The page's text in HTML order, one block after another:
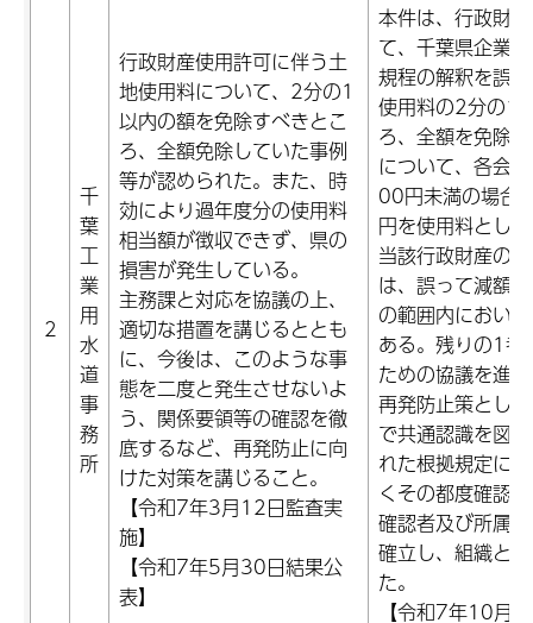
2
千
葉
工
業
用
水
道
事
務
所
行政財産使用許可に伴う土
地使用料について、2分の1
以内の額を免除すべきとこ
ろ、全額免除していた事例
等が認められた。また、時
効により過年度分の使用料
相当額が徴収できず、県の
損害が発生している。
主務課と対応を協議の上、
適切な措置を講じるととも
に、今後は、このような事
態を二度と発生させないよ
う、関係要領等の確認を徹
底するなど、再発防止に向
けた対策を講じること。
【令和7年3月12日監査実
施】
【令和7年5月30日結果公
表】
本件は、行政財
て、千葉県企業
規程の解釈を誤
使用料の2分の1
ろ、全額を免除
について、各会
00円未満の場合
円を使用料とし
当該行政財産の
は、誤って減額
の範囲内におい
ある。残りの1者
ための協議を進
再発防止策とし
で共通認識を図
れた根拠規定に
くその都度確認
確認者及び所属
確立し、組織と
た。
【令和7年10月